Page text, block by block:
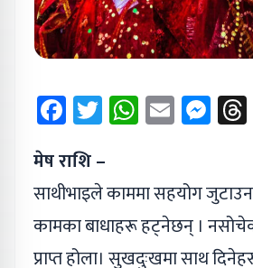
Facebook
TwitterEmail
मेष राशि –
साथीभाइले काममा सहयोग
कामका बाधाहरू हट्‌नेछन् ।
प्राप्त होला। सुखदुःखमा साथ